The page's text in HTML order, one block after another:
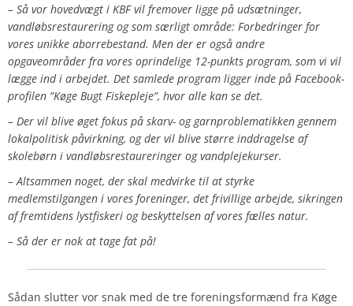
– Så vor hovedvægt i KBF vil fremover ligge på udsætninger,
vandløbsrestaurering og som særligt område: Forbedringer for
vores unikke aborrebestand. Men der er også andre
opgaveområder fra vores oprindelige 12-punkts program, som vi vil
lægge ind i arbejdet. Det samlede program ligger inde på Facebook-
profilen ”Køge Bugt Fiskepleje”, hvor alle kan se det.
– Der vil blive øget fokus på skarv- og garnproblematikken gennem
lokalpolitisk påvirkning, og der vil blive større inddragelse af
skolebørn i vandløbsrestaureringer og vandplejekurser.
– Altsammen noget, der skal medvirke til at styrke
medlemstilgangen i vores foreninger, det frivillige arbejde, sikringen
af fremtidens lystfiskeri og beskyttelsen af vores fælles natur.
– Så der er nok at tage fat på!
Sådan slutter vor snak med de tre foreningsformænd fra Køge